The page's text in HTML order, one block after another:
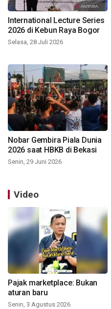
International Lecture Series
2026 di Kebun Raya Bogor
Selasa, 28 Juli 2026
Nobar Gembira Piala Dunia
2026 saat HBKB di Bekasi
Senin, 29 Juni 2026
Video
Pajak marketplace: Bukan
aturan baru
Senin, 3 Agustus 2026